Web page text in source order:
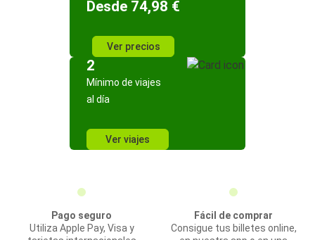
Desde 74,98 €
Ver precios
2
Mínimo de viajes
al día
Ver viajes
Pago seguro
Utiliza Apple Pay, Visa y
Fácil de comprar
Consigue tus billetes online,